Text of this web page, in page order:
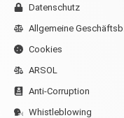
Datenschutz
Allgemeine Geschäftsb.
Cookies
ARSOL
Anti-Corruption
Whistleblowing